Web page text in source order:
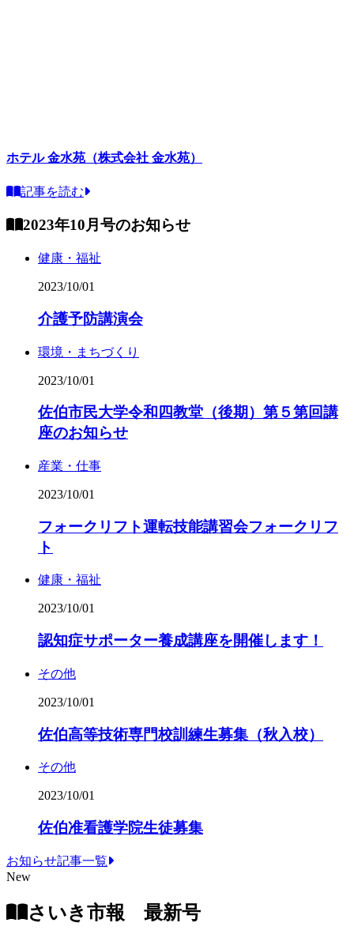
ホテル 金水苑（株式会社 金水苑）
記事を読む
2023年10月号のお知らせ
健康・福祉
2023/10/01
介護予防講演会
環境・まちづくり
2023/10/01
佐伯市民大学令和四教堂（後期）第５第回講
座のお知らせ
産業・仕事
2023/10/01
フォークリフト運転技能講習会フォークリフ
ト
健康・福祉
2023/10/01
認知症サポーター養成講座を開催します！
その他
2023/10/01
佐伯高等技術専門校訓練生募集（秋入校）
その他
2023/10/01
佐伯准看護学院生徒募集
お知らせ記事一覧
New
さいき市報 最新号